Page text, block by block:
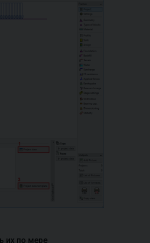
их по мере